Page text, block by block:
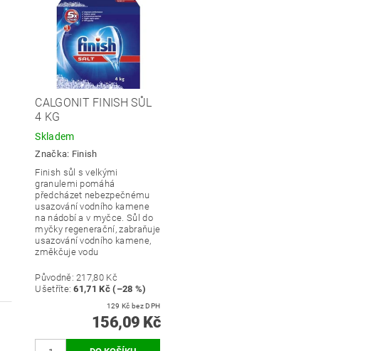
CALGONIT FINISH SŮL
4 KG
Skladem
Značka: Finish
Finish sůl s velkými
granulemi pomáhá
předcházet nebezpečnému
usazování vodního kamene
na nádobí a v myčce.Sůl do
myčky regenerační, zabraňuje
usazování vodního kamene,
změkčuje vodu
Původně:217,80 Kč
Ušetříte:61,71 Kč (–28 %)
129 Kč bez DPH
156,09 Kč